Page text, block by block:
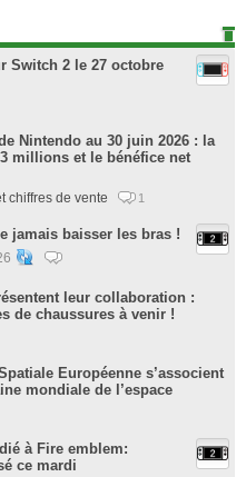
Switch 2 le 27 octobre
Nintendo au 30 juin 2026 : la
millions et le bénéfice net
chiffres de vente 1
jamais baisser les bras !
leur collaboration :
de chaussures à venir !
Européenne s’associent
mondiale de l’espace
à Fire emblem:
ce mardi